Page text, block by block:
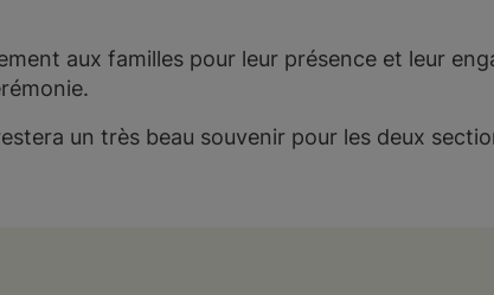
aux familles pour leur présence et leur
un très beau souvenir pour les deux